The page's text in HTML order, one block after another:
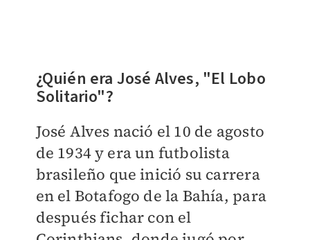
¿Quién era José Alves, "El Lobo
Solitario"?
José Alves nació el 10 de agosto
de 1934 y era un futbolista
brasileño que inició su carrera
en el Botafogo de la Bahía, para
después fichar con el